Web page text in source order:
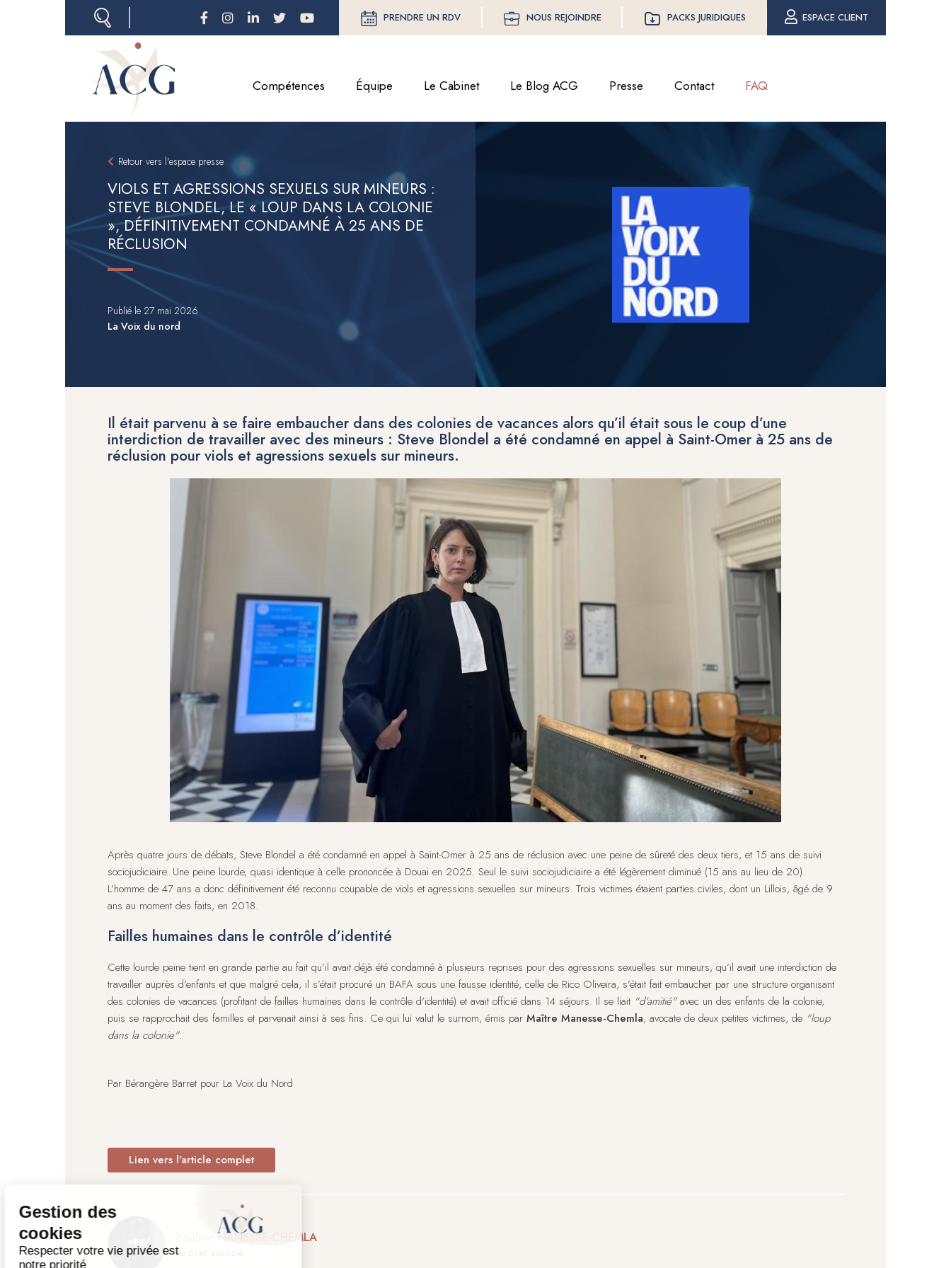
PRENDRE UN RDV NOUS REJOINDRE PACKS JURIDIQUES ESPACE CLIENT
Compétences Équipe Le Cabinet Le Blog ACG Presse Contact FAQ
Retour vers l'espace presse
VIOLS ET AGRESSIONS SEXUELS SUR MINEURS :
STEVE BLONDEL, LE « LOUP DANS LA COLONIE
», DÉFINITIVEMENT CONDAMNÉ À 25 ANS DE
RÉCLUSION
Publié le 27 mai 2026
La Voix du nord
Il était parvenu à se faire embaucher dans des colonies de vacances alors qu’il était sous le coup d’une
interdiction de travailler avec des mineurs : Steve Blondel a été condamné en appel à Saint-Omer à 25 ans de
réclusion pour viols et agressions sexuels sur mineurs.
Après quatre jours de débats, Steve Blondel a été condamné en appel à Saint-Omer à 25 ans de réclusion avec une peine de sûreté des deux tiers, et 15 ans de suivi
sociojudiciaire. Une peine lourde, quasi identique à celle prononcée à Douai en 2025. Seul le suivi sociojudiciaire a été légèrement diminué (15 ans au lieu de 20).
L’homme de 47 ans a donc définitivement été reconnu coupable de viols et agressions sexuelles sur mineurs. Trois victimes étaient parties civiles, dont un Lillois, âgé de 9
ans au moment des faits, en 2018.
Failles humaines dans le contrôle d’identité
Cette lourde peine tient en grande partie au fait qu’il avait déjà été condamné à plusieurs reprises pour des agressions sexuelles sur mineurs, qu’il avait une interdiction de
travailler auprès d’enfants et que malgré cela, il s’était procuré un BAFA sous une fausse identité, celle de Rico Oliveira, s’était fait embaucher par une structure organisant
des colonies de vacances (profitant de failles humaines dans le contrôle d'identité) et avait officié dans 14 séjours. Il se liait "d'amitié"avec un des enfants de la colonie,
puis se rapprochait des familles et parvenait ainsi à ses fins. Ce qui lui valut le surnom, émis par Maître Manesse-Chemla, avocate de deux petites victimes, de "loup
dans la colonie".
Par Bérangère Barret pour La Voix du Nord
Lien vers l'article complet
Pauline MANESSE-CHEMLA
Avocat associé